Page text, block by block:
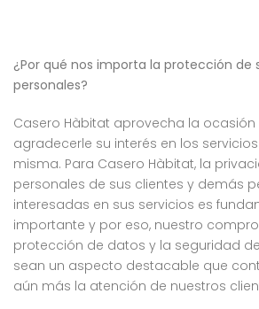
¿Por qué nos importa la protección de
personales?
Casero Hàbitat aprovecha la
agradecerle su interés en los
misma. Para Casero Hàbitat, la
personales de sus clientes y demás
interesadas en sus servicios es
importante y por eso, nuestro
protección de datos y la seguridad
sean un aspecto destacable que
aún más la atención de nuestros